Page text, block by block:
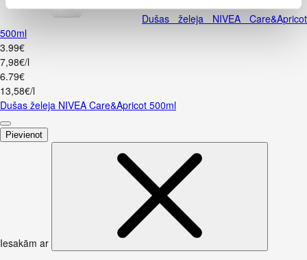
Dušas želeja NIVEA Care&Apricot
500ml
3.99€
7,98€/l
6.79€
13,58€/l
Dušas želeja NIVEA Care&Apricot 500ml
Pievienot
Iesakām ar